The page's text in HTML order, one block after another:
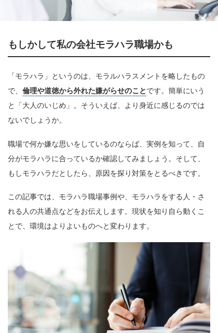
もしかして私の会社モラハラ職場かも
「モラハラ」というのは、モラルハラスメントを略したもの
で、 倫理や道徳から外れた嫌がらせのことです。簡単にいう
と「大人のいじめ」。そういえば、より身近に感じるのでは
ないでしょうか。
職場で何か嫌な思いをしているのならば、実例を知って、自
分がモラハラに合っているか確認してみましょう。そして、
もしモラハラだとしたら、原因を探り対策をとるべきです。
この記事では、モラハラ職場事例や、モラハラをする人・さ
れる人の共通点などをお伝えします。現状を知り自ら動くこ
とで、環境はよりよいものへと変わります。